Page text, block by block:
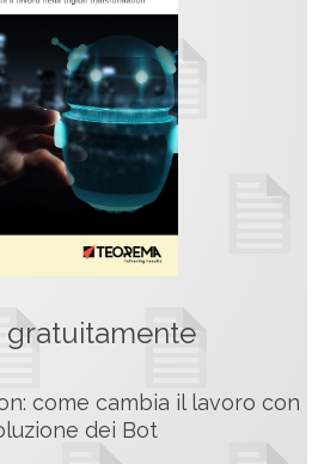
gratuitamente
come cambia il lavoro con
dei Bot